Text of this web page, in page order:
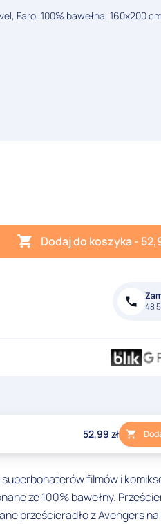
Faro, 100% bawełna, 160x200
Dodaj do koszyka-
48
52,99 zł
filmów i
ze 100% bawełny.
prześcieradło z Avengers